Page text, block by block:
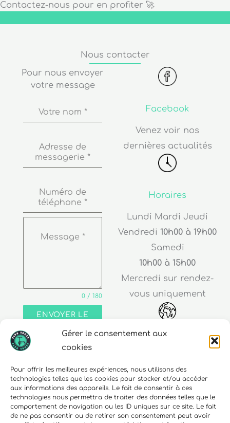
Gérer le consentement aux
cookies
Pour offrir les meilleures expériences, nous utilisons des
technologies telles que les cookies pour stocker et/ou accéder
aux informations des appareils. Le fait de consentir à ces
technologies nous permettra de traiter des données telles que le
comportement de navigation ou les ID uniques sur ce site. Le fait
de ne pas consentir ou de retirer son consentement peut avoir
Contactez-nous pour en profiter 🚀
Nous contacter
Pour nous envoyer
votre message
Votre nom *
Adresse de
messagerie *
Numéro de
téléphone *
Message *
0 / 180
ENVOYER LE
Facebook
Venez voir nos
dernières actualités
Horaires
Lundi Mardi Jeudi
Vendredi 10h00 à 19h00
Samedi
10h00 à 15h00
Mercredi sur rendez-
vous uniquement
30 rue Edouard Richard
68000 Colmar